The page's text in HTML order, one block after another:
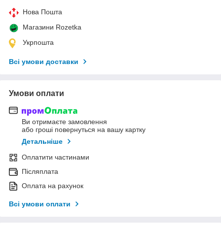
Нова Пошта
Магазини Rozetka
Укрпошта
Всі умови доставки
Умови оплати
Ви отримаєте замовлення
або гроші повернуться на вашу картку
Детальніше
Оплатити частинами
Післяплата
Оплата на рахунок
Всі умови оплати